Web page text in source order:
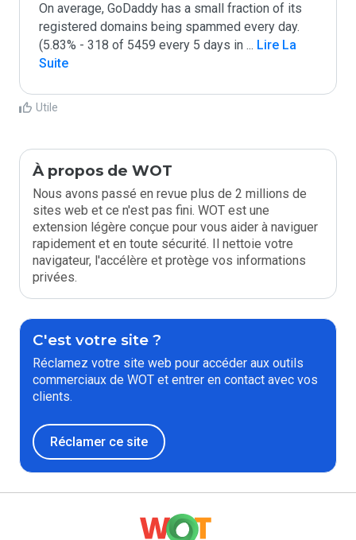
On average, GoDaddy has a small fraction of its
registered domains being spammed every day.
(5.83% - 318 of 5459 every 5 days in ... Lire La
Suite
Utile
À propos de WOT
Nous avons passé en revue plus de 2 millions de
sites web et ce n'est pas fini. WOT est une
extension légère conçue pour vous aider à naviguer
rapidement et en toute sécurité. Il nettoie votre
navigateur, l'accélère et protège vos informations
privées.
C'est votre site ?
Réclamez votre site web pour accéder aux outils
commerciaux de WOT et entrer en contact avec vos
clients.
Réclamer ce site